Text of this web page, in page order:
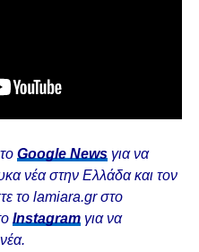
Google Newsγια να
νέα στην Ελλάδα και τον
το lamiara.gr στο
Instagram για να